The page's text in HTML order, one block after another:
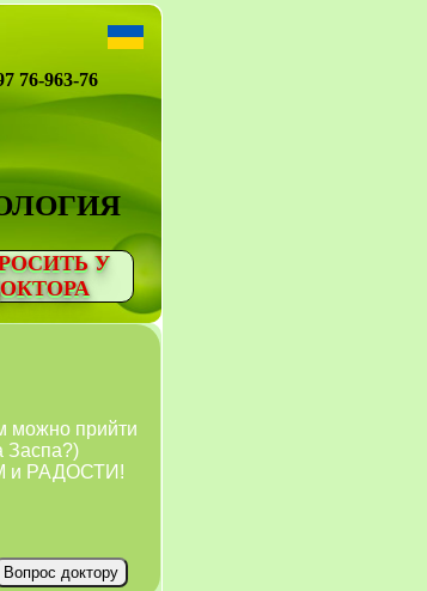
76-963-76
У
можно прийти
Заспа?)
и РАДОСТИ!